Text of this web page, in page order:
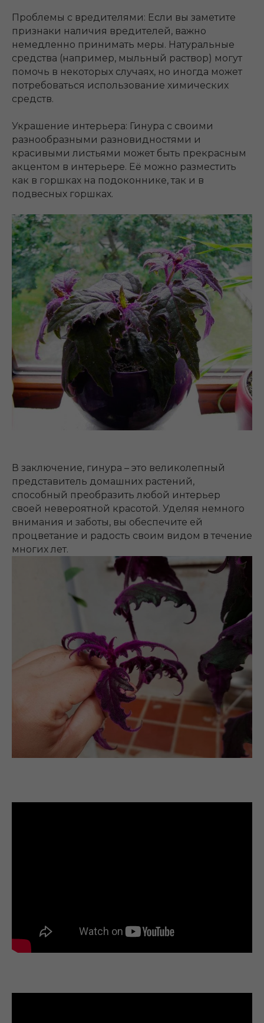
Проблемы с вредителями: Если вы заметите
признаки наличия вредителей, важно
немедленно принимать меры. Натуральные
средства (например, мыльный раствор) могут
помочь в некоторых случаях, но иногда может
потребоваться использование химических
средств.
Украшение интерьера: Гинура с своими
разнообразными разновидностями и
красивыми листьями может быть прекрасным
акцентом в интерьере. Её можно разместить
как в горшках на подоконнике, так и в
подвесных горшках.
В заключение, гинура – это великолепный
представитель домашних растений,
способный преобразить любой интерьер
своей невероятной красотой. Уделяя немного
внимания и заботы, вы обеспечите ей
процветание и радость своим видом в течение
многих лет.